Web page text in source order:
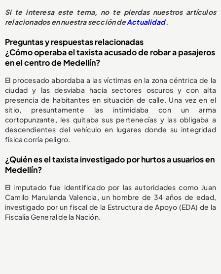
Si te interesa este tema, no te pierdas nuestros artículos
relacionados en nuestra sección deActualidad.
Preguntas y respuestas relacionadas
¿Cómo operaba el taxista acusado de robar a pasajeros
en el centro de Medellín?
El procesado abordaba a las víctimas en la zona céntrica de la
ciudad y las desviaba hacia sectores oscuros y con alta
presencia de habitantes en situación de calle. Una vez en el
sitio, presuntamente las intimidaba con un arma
cortopunzante, les quitaba sus pertenecías y las obligaba a
descendientes del vehículo en lugares donde su integridad
física corría peligro.
¿Quién es el taxista investigado por hurtos a usuarios en
Medellín?
El imputado fue identificado por las autoridades como Juan
Camilo Marulanda Valencia, un hombre de 34 años de edad,
investigado por un fiscal de la Estructura de Apoyo (EDA) de la
Fiscalía General de la Nación.